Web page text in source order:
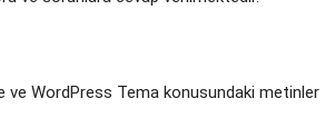
ve WordPress Tema konusundaki metinler